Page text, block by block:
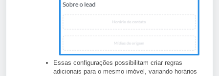
Essas configurações possibilitam criar regras
adicionais para o mesmo imóvel, variando horários